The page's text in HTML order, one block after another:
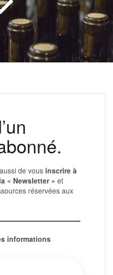
de vous inscrire à
« Newsletter » et
réservées aux
informations